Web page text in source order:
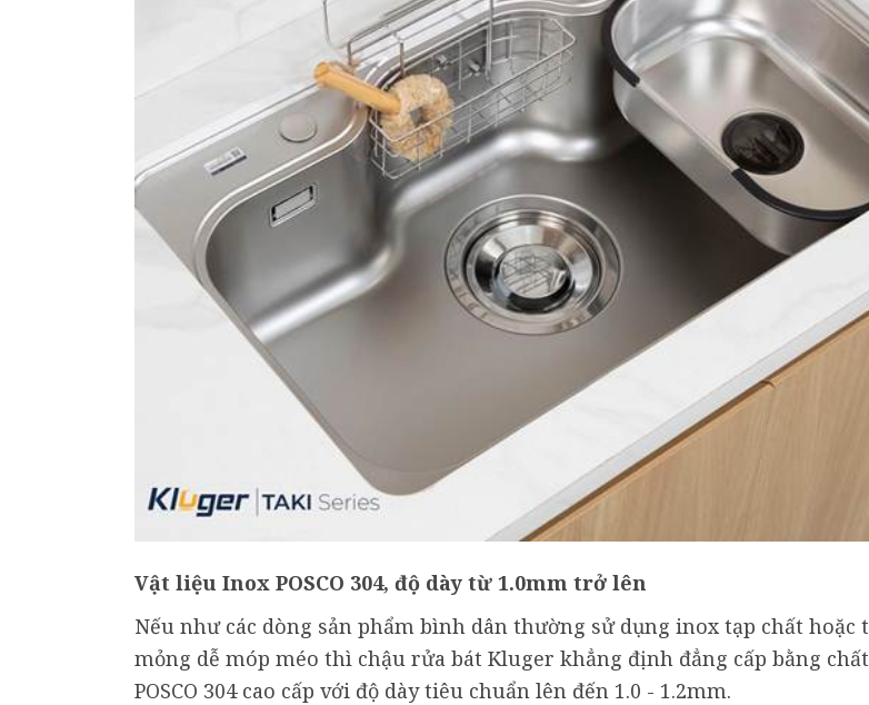
Vật liệu Inox POSCO 304, độ dày từ 1.0mm trở lên
Nếu như các dòng sản phẩm bình dân thường sử dụng inox tạp chất hoặc
mỏng dễ móp méo thì chậu rửa bát Kluger khẳng định đẳng cấp bằng
POSCO 304 cao cấp với độ dày tiêu chuẩn lên đến 1.0 - 1.2mm.